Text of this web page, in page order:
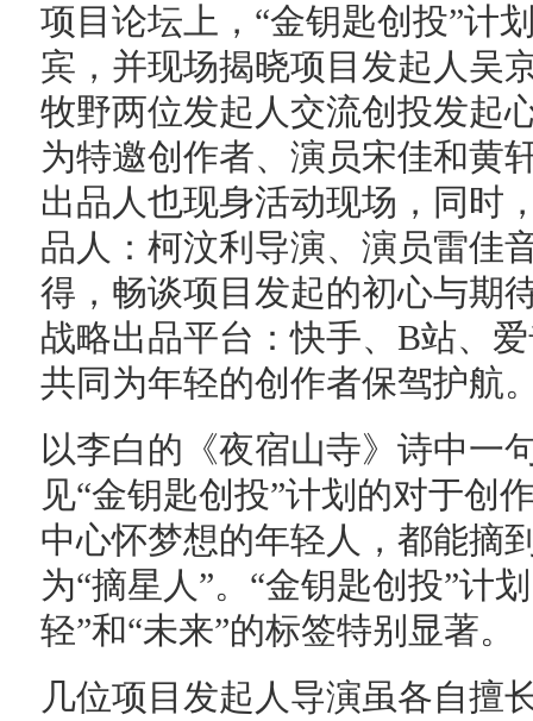
项目论坛上，“金钥匙创投”计
宾，并现场揭晓项目发起人吴
牧野两位发起人交流创投发起
为特邀创作者、演员宋佳和黄
出品人也现身活动现场，同时
品人：柯汶利导演、演员雷佳
得，畅谈项目发起的初心与期
战略出品平台：快手、B站、
共同为年轻的创作者保驾护航
以李白的《夜宿山寺》诗中一
见“金钥匙创投”计划的对于
中心怀梦想的年轻人，都能摘
为“摘星人”。“金钥匙创投”计
轻”和“未来”的标签特别显著。
几位项目发起人导演虽各自擅